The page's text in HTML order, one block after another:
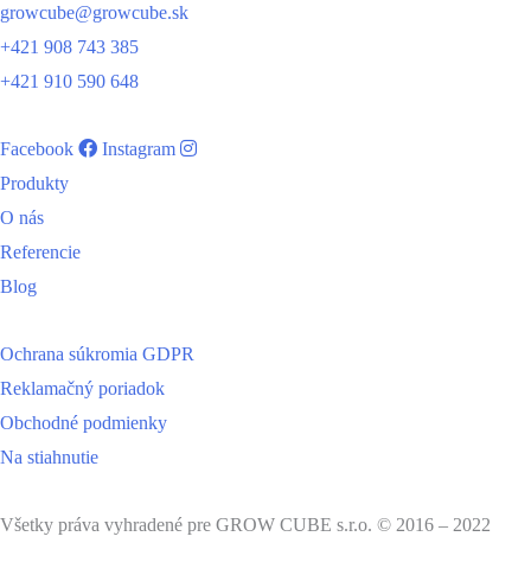
growcube@growcube.sk
+421 908 743 385
+421 910 590 648
Facebook
Instagram
Produkty
O nás
Referencie
Blog
Ochrana súkromia GDPR
Reklamačný poriadok
Obchodné podmienky
Na stiahnutie
Všetky práva vyhradené pre GROW CUBE s.r.o. © 2016 – 2022